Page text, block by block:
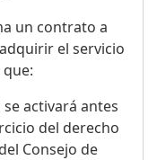
un contrato a
el servicio
que:
activará antes
del derecho
Consejo de